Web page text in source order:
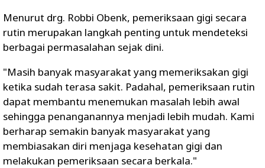
Menurut drg. Robbi Obenk, pemeriksaan gigi secara
rutin merupakan langkah penting untuk mendeteksi
berbagai permasalahan sejak dini.
"Masih banyak masyarakat yang memeriksakan gigi
ketika sudah terasa sakit. Padahal, pemeriksaan rutin
dapat membantu menemukan masalah lebih awal
sehingga penanganannya menjadi lebih mudah. Kami
berharap semakin banyak masyarakat yang
membiasakan diri menjaga kesehatan gigi dan
melakukan pemeriksaan secara berkala."